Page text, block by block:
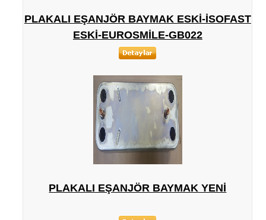
PLAKALI EŞANJÖR BAYMAK ESKI-ISOFAST
ESKI-EUROSMILE-GB022
PLAKALI EŞANJÖR BAYMAK YENI